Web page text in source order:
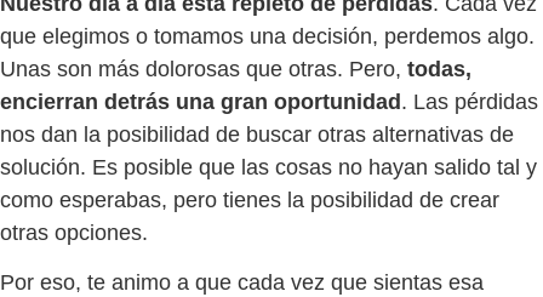
que elegimos o tomamos una decisión, perdemos algo.
Unas son más dolorosas que otras. Pero, todas,
encierran detrás una gran oportunidad. Las pérdidas
nos dan la posibilidad de buscar otras alternativas de
solución. Es posible que las cosas no hayan salido tal y
como esperabas, pero tienes la posibilidad de crear
otras opciones.
Por eso, te animo a que cada vez que sientas esa